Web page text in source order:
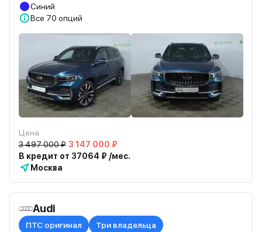
Синий
Все 70 опций
Цена
3 497 000 ₽ 3 147 000 ₽
В кредит от 37064 ₽ /мес.
Москва
Audi
ПТС оригинал Три владельца